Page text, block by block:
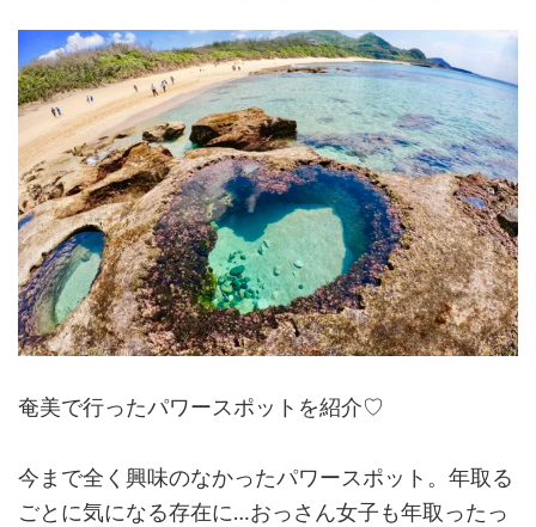
奄美で行ったパワースポットを紹介♡
今まで全く興味のなかったパワースポット。年取る
ごとに気になる存在に…おっさん女子も年取ったっ